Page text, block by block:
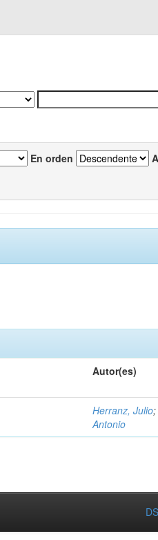
En orden
Autor(es)
Herranz, Julio;
Antonio